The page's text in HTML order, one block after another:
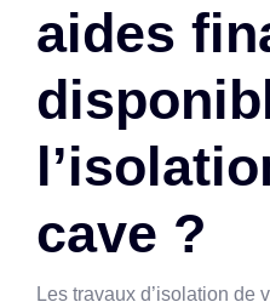
aides
cave ?
Les travaux d’isolation de